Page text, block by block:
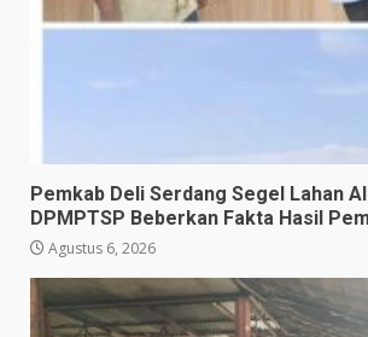
Pemkab Deli Serdang Segel Lahan
DPMPTSP Beberkan Fakta Hasil
Agustus 6, 2026